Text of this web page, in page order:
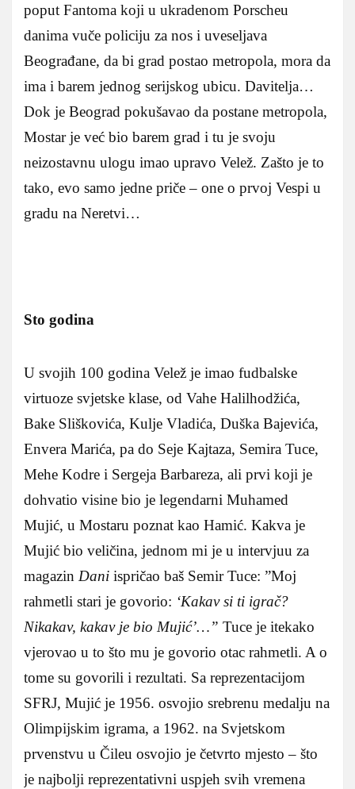
poput Fantoma koji u ukradenom Porscheu
danima vuče policiju za nos i uveseljava
Beograđane, da bi grad postao metropola, mora da
ima i barem jednog serijskog ubicu. Davitelja…
Dok je Beograd pokušavao da postane metropola,
Mostar je već bio barem grad i tu je svoju
neizostavnu ulogu imao upravo Velež. Zašto je to
tako, evo samo jedne priče – one o prvoj Vespi u
gradu na Neretvi…
Sto godina
U svojih 100 godina Velež je imao fudbalske
virtuoze svjetske klase, od Vahe Halilhodžića,
Bake Sliškovića, Kulje Vladića, Duška Bajevića,
Envera Marića, pa do Seje Kajtaza, Semira Tuce,
Mehe Kodre i Sergeja Barbareza, ali prvi koji je
dohvatio visine bio je legendarni Muhamed
Mujić, u Mostaru poznat kao Hamić. Kakva je
Mujić bio veličina, jednom mi je u intervjuu za
magazin Dani ispričao baš Semir Tuce: ”Moj
rahmetli stari je govorio: ‘Kakav si ti igrač?
Nikakav, kakav je bio Mujić’…” Tuce je itekako
vjerovao u to što mu je govorio otac rahmetli. A o
tome su govorili i rezultati. Sa reprezentacijom
SFRJ, Mujić je 1956. osvojio srebrenu medalju na
Olimpijskim igrama, a 1962. na Svjetskom
prvenstvu u Čileu osvojio je četvrto mjesto – što
je najbolji reprezentativni uspjeh svih vremena